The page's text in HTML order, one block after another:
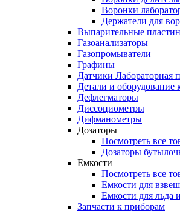
Воронки
Держатели для
Выпарительные
Газоанализаторы
Газопромыватели
Графины
Датчики Лабораторная
Детали и оборудование
Дефлегматоры
Диссоциометры
Дифманометры
Дозаторы
Посмотреть все
Дозаторы
Емкости
Посмотреть все
Емкости для
Емкости для льда
Запчасти к приборам